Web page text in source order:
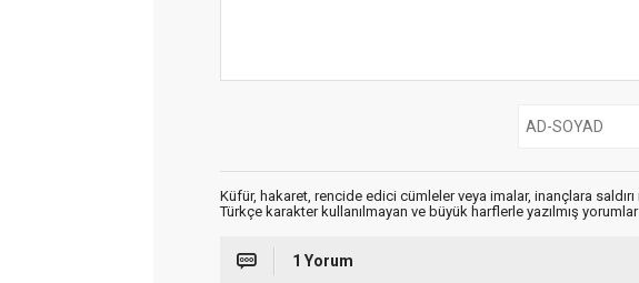
Küfür, hakaret, rencide edici cümleler veya imalar, inançlara saldırı
Türkçe karakter kullanılmayan ve büyük harflerle yazılmış
1 Yorum